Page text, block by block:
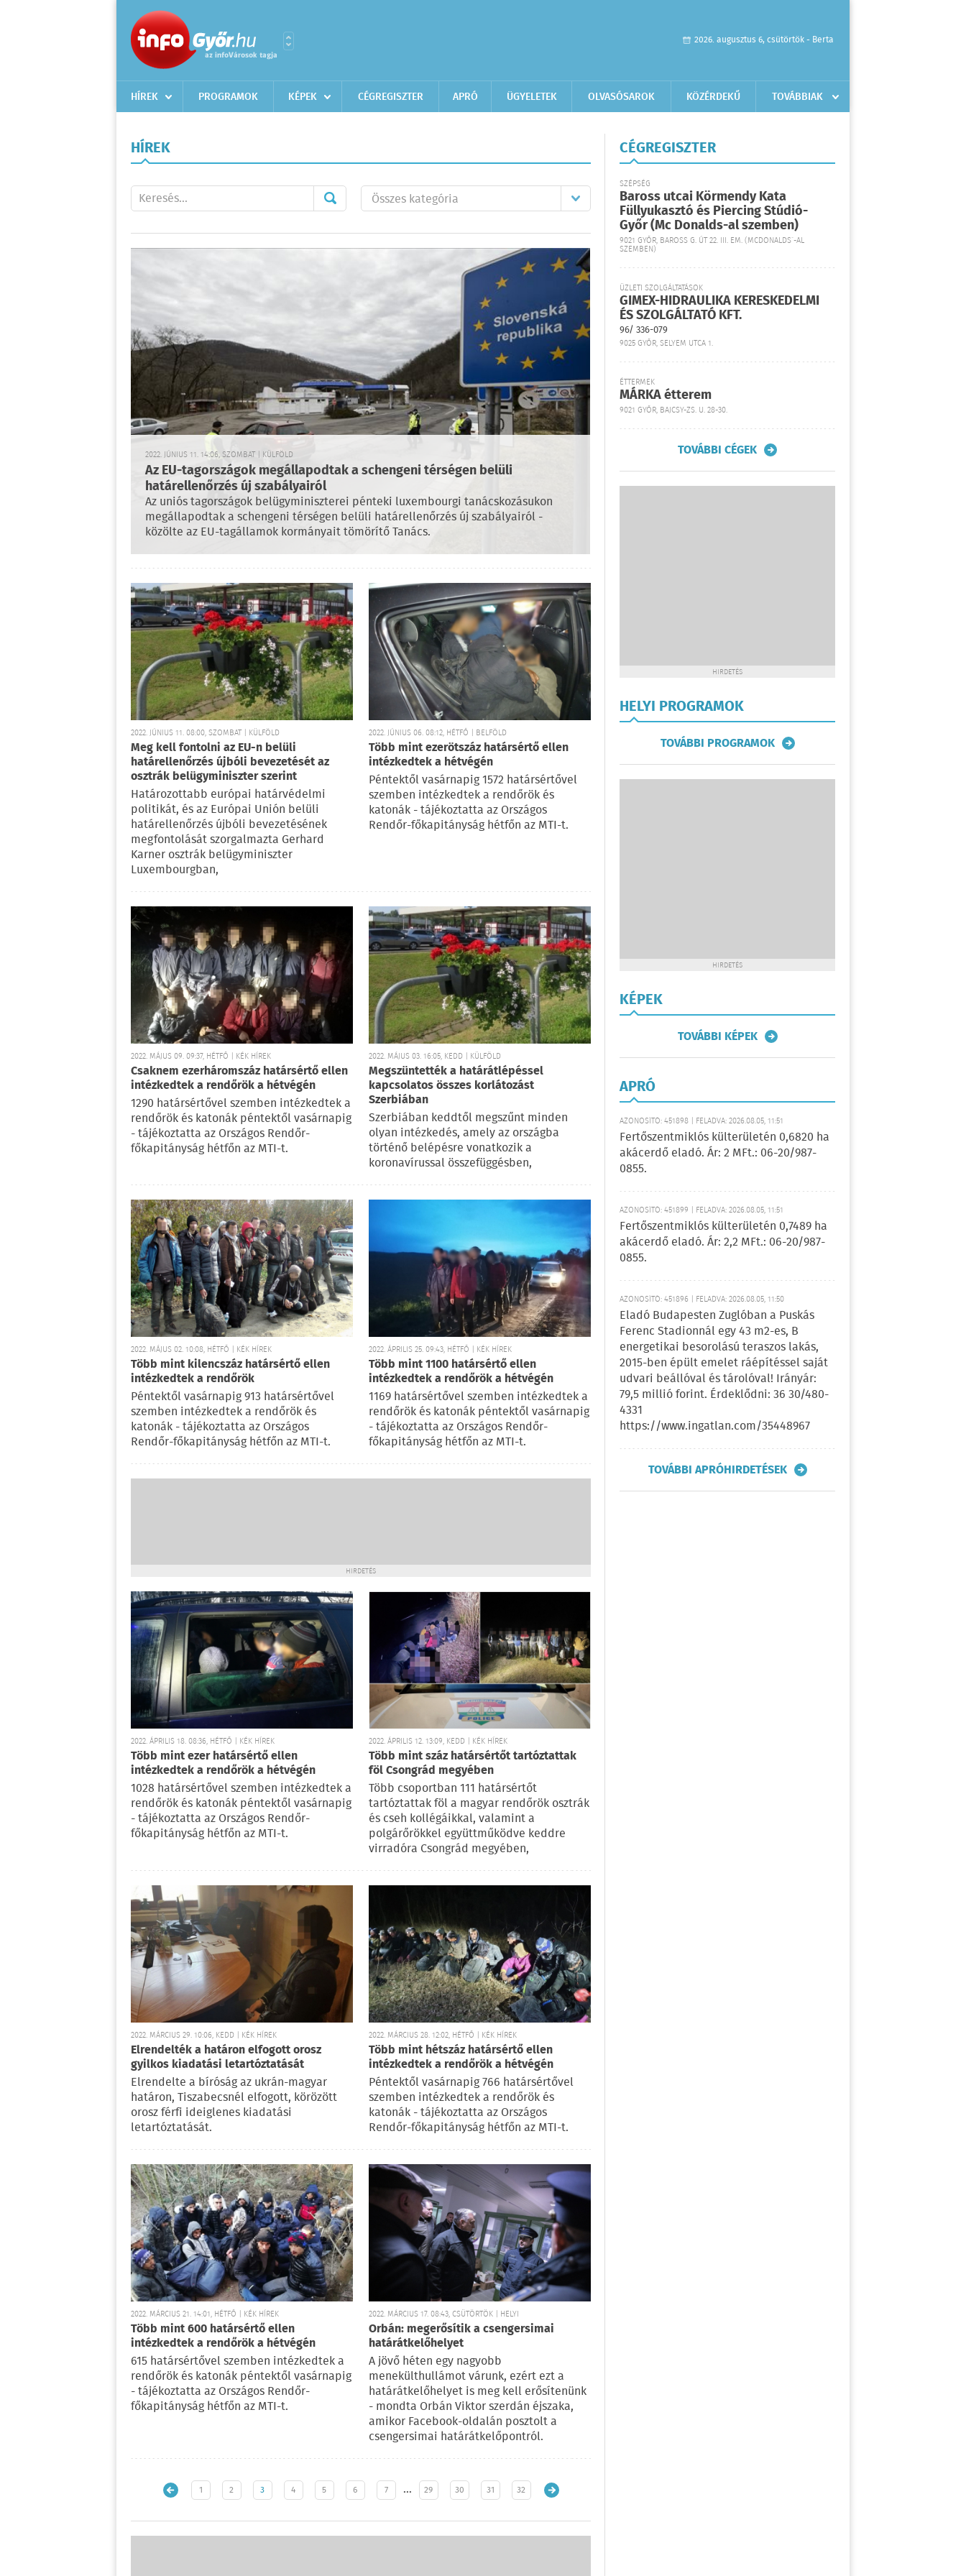
2026. augusztus 6, csütörtök - Berta
HÍREK PROGRAMOK KÉPEK CÉGREGISZTER APRÓ ÜGYELETEK OLVASÓSAROK KÖZÉRDEKŰ TOVÁBBIAK
HÍREK
2022. JÚNIUS 11. 14:06, SZOMBAT | KÜLFÖLD
Az EU-tagországok megállapodtak a schengeni térségen belüli
határellenőrzés új szabályairól
Az uniós tagországok belügyminiszterei pénteki luxembourgi tanácskozásukon
megállapodtak a schengeni térségen belüli határellenőrzés új szabályairól -
közölte az EU-tagállamok kormányait tömörítő Tanács.
2022. JÚNIUS 11. 08:00, SZOMBAT | KÜLFÖLD
Meg kell fontolni az EU-n belüli
határellenőrzés újbóli bevezetését az
osztrák belügyminiszter szerint
Határozottabb európai határvédelmi
politikát, és az Európai Unión belüli
határellenőrzés újbóli bevezetésének
megfontolását szorgalmazta Gerhard
Karner osztrák belügyminiszter
Luxembourgban,
2022. JÚNIUS 06. 08:12, HÉTFŐ | BELFÖLD
Több mint ezerötszáz határsértő ellen
intézkedtek a hétvégén
Péntektől vasárnapig 1572 határsértővel
szemben intézkedtek a rendőrök és
katonák - tájékoztatta az Országos
Rendőr-főkapitányság hétfőn az MTI-t.
2022. MÁJUS 09. 09:37, HÉTFŐ | KÉK HÍREK
Csaknem ezerháromszáz határsértő ellen
intézkedtek a rendőrök a hétvégén
1290 határsértővel szemben intézkedtek a
rendőrök és katonák péntektől vasárnapig
- tájékoztatta az Országos Rendőr-
főkapitányság hétfőn az MTI-t.
2022. MÁJUS 03. 16:05, KEDD | KÜLFÖLD
Megszüntették a határátlépéssel
kapcsolatos összes korlátozást
Szerbiában
Szerbiában keddtől megszűnt minden
olyan intézkedés, amely az országba
történő belépésre vonatkozik a
koronavírussal összefüggésben,
2022. MÁJUS 02. 10:08, HÉTFŐ | KÉK HÍREK
Több mint kilencszáz határsértő ellen
intézkedtek a rendőrök
Péntektől vasárnapig 913 határsértővel
szemben intézkedtek a rendőrök és
katonák - tájékoztatta az Országos
Rendőr-főkapitányság hétfőn az MTI-t.
2022. ÁPRILIS 25. 09:43, HÉTFŐ | KÉK HÍREK
Több mint 1100 határsértő ellen
intézkedtek a rendőrök a hétvégén
1169 határsértővel szemben intézkedtek a
rendőrök és katonák péntektől vasárnapig
- tájékoztatta az Országos Rendőr-
főkapitányság hétfőn az MTI-t.
HIRDETÉS
2022. ÁPRILIS 18. 08:36, HÉTFŐ | KÉK HÍREK
Több mint ezer határsértő ellen
intézkedtek a rendőrök a hétvégén
1028 határsértővel szemben intézkedtek a
rendőrök és katonák péntektől vasárnapig
- tájékoztatta az Országos Rendőr-
főkapitányság hétfőn az MTI-t.
2022. ÁPRILIS 12. 13:09, KEDD | KÉK HÍREK
Több mint száz határsértőt tartóztattak
föl Csongrád megyében
Több csoportban 111 határsértőt
tartóztattak föl a magyar rendőrök osztrák
és cseh kollégáikkal, valamint a
polgárőrökkel együttműködve keddre
virradóra Csongrád megyében,
2022. MÁRCIUS 29. 10:06, KEDD | KÉK HÍREK
Elrendelték a határon elfogott orosz
gyilkos kiadatási letartóztatását
Elrendelte a bíróság az ukrán-magyar
határon, Tiszabecsnél elfogott, körözött
orosz férfi ideiglenes kiadatási
letartóztatását.
2022. MÁRCIUS 28. 12:02, HÉTFŐ | KÉK HÍREK
Több mint hétszáz határsértő ellen
intézkedtek a rendőrök a hétvégén
Péntektől vasárnapig 766 határsértővel
szemben intézkedtek a rendőrök és
katonák - tájékoztatta az Országos
Rendőr-főkapitányság hétfőn az MTI-t.
2022. MÁRCIUS 21. 14:01, HÉTFŐ | KÉK HÍREK
Több mint 600 határsértő ellen
intézkedtek a rendőrök a hétvégén
615 határsértővel szemben intézkedtek a
rendőrök és katonák péntektől vasárnapig
- tájékoztatta az Országos Rendőr-
főkapitányság hétfőn az MTI-t.
2022. MÁRCIUS 17. 08:43, CSÜTÖRTÖK | HELYI
Orbán: megerősítik a csengersimai
határátkelőhelyet
A jövő héten egy nagyobb
menekülthullámot várunk, ezért ezt a
határátkelőhelyet is meg kell erősítenünk
- mondta Orbán Viktor szerdán éjszaka,
amikor Facebook-oldalán posztolt a
csengersimai határátkelőpontról.
1 2 3 4 5 6 7 … 29 30 31 32
CÉGREGISZTER
SZÉPSÉG
Baross utcai Körmendy Kata
Füllyukasztó és Piercing Stúdió-
Győr (Mc Donalds-al szemben)
9021 GYŐR, BAROSS G. ÚT 22. III. EM. (MCDONALDS´-AL
SZEMBEN)
ÜZLETI SZOLGÁLTATÁSOK
GIMEX-HIDRAULIKA KERESKEDELMI
ÉS SZOLGÁLTATÓ KFT.
96/ 336-079
9025 GYŐR, SELYEM UTCA 1.
ÉTTERMEK
MÁRKA étterem
9021 GYŐR, BAJCSY-ZS. U. 28-30.
TOVÁBBI CÉGEK
HIRDETÉS
HELYI PROGRAMOK
TOVÁBBI PROGRAMOK
HIRDETÉS
KÉPEK
TOVÁBBI KÉPEK
APRÓ
AZONOSÍTÓ: 451898 | FELADVA: 2026.08.05, 11:51
Fertőszentmiklós külterületén 0,6820 ha
akácerdő eladó. Ár: 2 MFt.: 06-20/987-
0855.
AZONOSÍTÓ: 451899 | FELADVA: 2026.08.05, 11:51
Fertőszentmiklós külterületén 0,7489 ha
akácerdő eladó. Ár: 2,2 MFt.: 06-20/987-
0855.
AZONOSÍTÓ: 451896 | FELADVA: 2026.08.05, 11:50
Eladó Budapesten Zuglóban a Puskás
Ferenc Stadionnál egy 43 m2-es, B
energetikai besorolású teraszos lakás,
2015-ben épült emelet ráépítéssel saját
udvari beállóval és tárolóval! Irányár:
79,5 millió forint. Érdeklődni: 36 30/480-
4331
https://www.ingatlan.com/35448967
TOVÁBBI APRÓHIRDETÉSEK